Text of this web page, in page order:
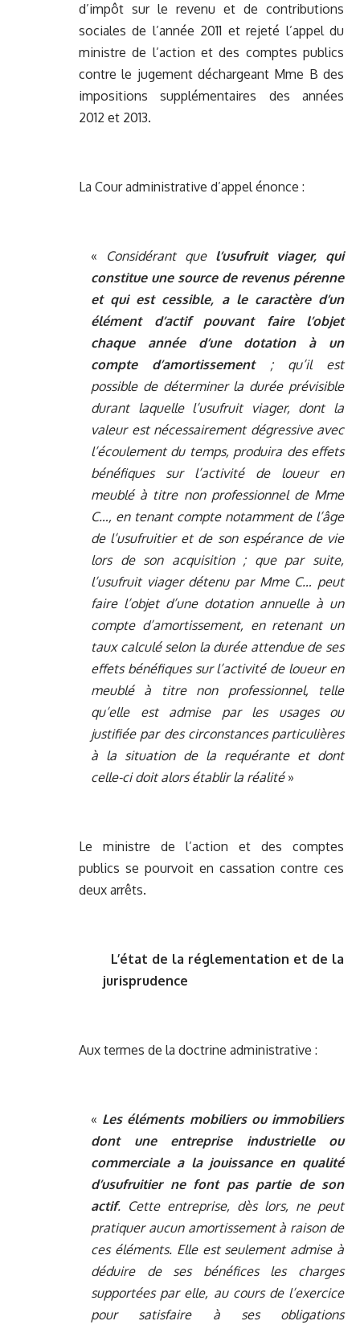
d’impôt sur le revenu et de contributions
sociales de l’année 2011 et rejeté l’appel du
ministre de l’action et des comptes publics
contre le jugement déchargeant Mme B des
impositions supplémentaires des années
2012 et 2013.
La Cour administrative d’appel énonce :
« Considérant que l’usufruit viager, qui
constitue une source de revenus pérenne
et qui est cessible, a le caractère d’un
élément d’actif pouvant faire l’objet
chaque année d’une dotation à un
compte d’amortissement; qu’il est
possible de déterminer la durée prévisible
durant laquelle l’usufruit viager, dont la
valeur est nécessairement dégressive avec
l’écoulement du temps, produira des effets
bénéfiques sur l’activité de loueur en
meublé à titre non professionnel de Mme
C…, en tenant compte notamment de l’âge
de l’usufruitier et de son espérance de vie
lors de son acquisition ; que par suite,
l’usufruit viager détenu par Mme C… peut
faire l’objet d’une dotation annuelle à un
compte d’amortissement, en retenant un
taux calculé selon la durée attendue de ses
effets bénéfiques sur l’activité de loueur en
meublé à titre non professionnel, telle
qu’elle est admise par les usages ou
justifiée par des circonstances particulières
à la situation de la requérante et dont
celle-ci doit alors établir la réalité»
Le ministre de l’action et des comptes
publics se pourvoit en cassation contre ces
deux arrêts.
L’état de la réglementation et de la
jurisprudence
Aux termes de la doctrine administrative :
« Les éléments mobiliers ou immobiliers
dont une entreprise industrielle ou
commerciale a la jouissance en qualité
d’usufruitier ne font pas partie de son
actif. Cette entreprise, dès lors, ne peut
pratiquer aucun amortissement à raison de
ces éléments. Elle est seulement admise à
déduire de ses bénéfices les charges
supportées par elle, au cours de l’exercice
pour satisfaire à ses obligations